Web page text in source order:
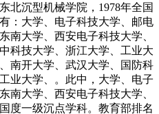
北沉型机械学院，1978年全国
：大学、电子科技大学、邮电
南大学、西安电子科技大学、
科技大学、浙江大学、工业大
南开大学、武汉大学、国防科
业大学、。此中，大学、电子
南大学、西安电子科技大学、
度一级沉点学科。教育部排名